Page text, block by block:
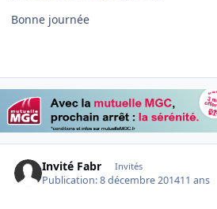
Bonne journée
Invité Fabr Invités
Publication:8 décembre 201411 ans